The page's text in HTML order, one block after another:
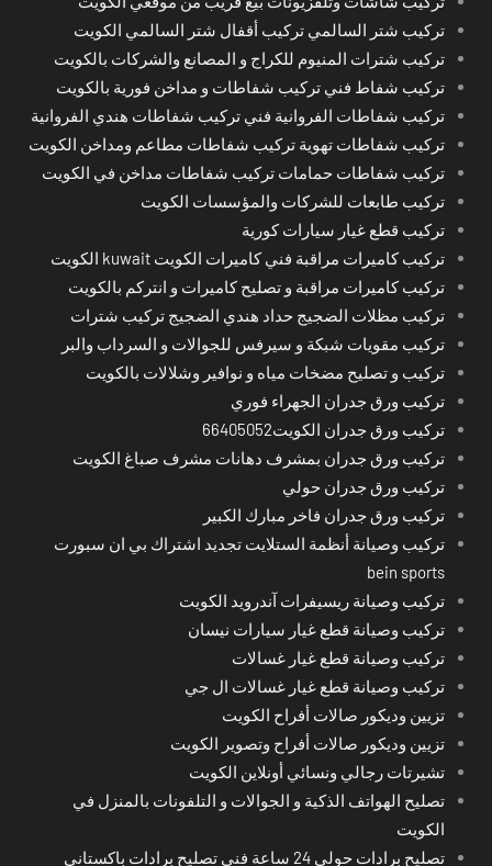
تركيب شتر السالمي تركيب أقفال شتر السالمي الكويت
تركيب شترات المنيوم للكراج و المصانع والشركات بالكويت
تركيب شفاط فني تركيب شفاطات و مداخن فورية بالكويت
تركيب شفاطات الفروانية فني تركيب شفاطات هندي الفروانية
تركيب شفاطات تهوية تركيب شفاطات مطاعم ومداخن الكويت
تركيب شفاطات حمامات تركيب شفاطات مداخن في الكويت
تركيب طابعات للشركات والمؤسسات الكويت
تركيب قطع غيار سيارات كورية
تركيب كاميرات مراقبة فني كاميرات الكويت kuwait الكويت
تركيب كاميرات مراقبة و تصليح كاميرات و انتركم بالكويت
تركيب مظلات الضجيج حداد هندي الضجيج تركيب شترات
تركيب مقويات شبكة و سيرفس للجوالات و السرداب والبر
تركيب و تصليح مضخات مياه و نوافير وشلالات بالكويت
تركيب ورق جدران الجهراء فوري
تركيب ورق جدران الكويت66405052
تركيب ورق جدران بمشرف دهانات مشرف صباغ الكويت
تركيب ورق جدران حولي
تركيب ورق جدران فاخر مبارك الكبير
تركيب وصيانة أنظمة الستلايت تجديد اشتراك بي ان سبورت
bein sports
تركيب وصيانة ريسيفرات آندرويد الكويت
تركيب وصيانة قطع غيار سيارات نيسان
تركيب وصيانة قطع غيار غسالات
تركيب وصيانة قطع غيار غسالات ال جي
تزيين وديكور صالات أفراح الكويت
تزيين وديكور صالات أفراح وتصوير الكويت
تشيرتات رجالي ونسائي أونلاين الكويت
تصليح الهواتف الذكية و الجوالات و التلفونات بالمنزل في
الكويت
تصليح برادات حولي 24 ساعة فني تصليح برادات باكستاني